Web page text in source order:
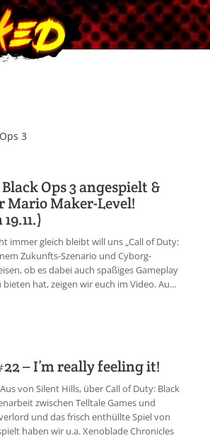
3
Ops 3 angespielt &
Mario Maker-Level!
immer gleich bleibt will uns „Call of Duty:
Zukunfts-Szenario und Cyborg-
ob es dabei auch spaßiges Gameplay
hat, zeigen wir euch im Video. Au...
– I’m really feeling it!
von Silent Hills, über Call of Duty: Black
zwischen Telltale Games und
und das frisch enthüllte Spiel von
haben wir u.a. Xenoblade Chronicles